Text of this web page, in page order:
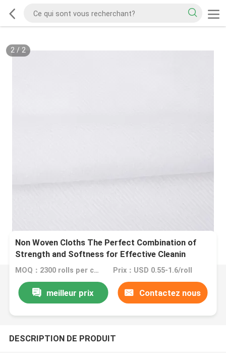
2/ 2
Non Woven Cloths The Perfect Combination of
Strength and Softness for Effective Cleanin
MOQ：2300 rolls per color Prix：USD 0.55-1.6/roll
meilleur prix Contactez nous
DESCRIPTION DE PRODUIT